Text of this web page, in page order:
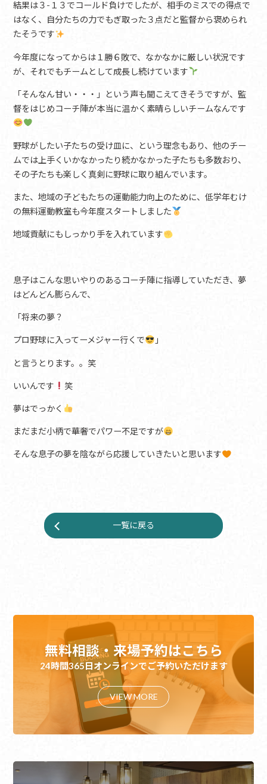
結果は３-１３でコールド負けでしたが、相手のミスでの得点で
はなく、自分たちの力でもぎ取った３点だと監督から褒められ
たそうです
今年度になってからは１勝６敗で、なかなかに厳しい状況です
が、それでもチームとして成長し続けています
「そんなん甘い・・・」という声も聞こえてきそうですが、監
督をはじめコーチ陣が本当に温かく素晴らしいチームなんです
野球がしたい子たちの受け皿に、という理念もあり、他のチー
ムでは上手くいかなかったり続かなかった子たちも多数おり、
その子たちも楽しく真剣に野球に取り組んでいます。
また、地域の子どもたちの運動能力向上のために、低学年むけ
の無料運動教室も今年度スタートしました
地域貢献にもしっかり手を入れています
息子はこんな思いやりのあるコーチ陣に指導していただき、夢
はどんどん膨らんで、
「将来の夢？
プロ野球に入ってーメジャー行くで 」
と言うとります。。笑
いいんです 笑
夢はでっかく
まだまだ小柄で華奢でパワー不足ですが
そんな息子の夢を陰ながら応援していきたいと思います
一覧に戻る
無料相談・来場予約はこちら
24時間365日オンラインでご予約いただけます
VIEW MORE